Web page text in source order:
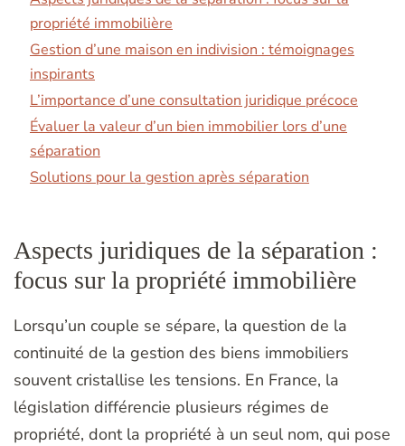
propriété immobilière
Gestion d’une maison en indivision : témoignages
inspirants
L’importance d’une consultation juridique précoce
Évaluer la valeur d’un bien immobilier lors d’une
séparation
Solutions pour la gestion après séparation
Aspects juridiques de la séparation :
focus sur la propriété immobilière
Lorsqu’un couple se sépare, la question de la
continuité de la gestion des biens immobiliers
souvent cristallise les tensions. En France, la
législation différencie plusieurs régimes de
propriété, dont la propriété à un seul nom, qui pose